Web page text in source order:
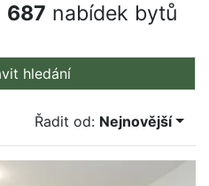
687 nabídek bytů
hledání
Řadit od: Nejnovější